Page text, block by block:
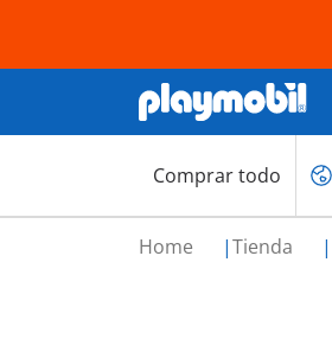
Comprar todo
Home Tienda